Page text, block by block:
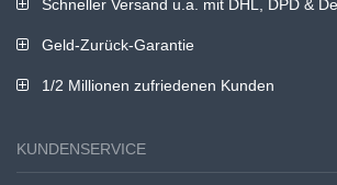
Schneller Versand u.a. mit DHL, DPD &
Geld-Zurück-Garantie
1/2 Millionen zufriedenen Kunden
KUNDENSERVICE